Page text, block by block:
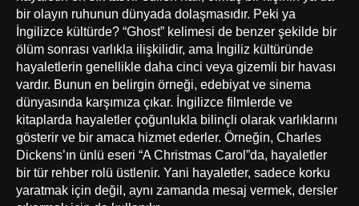
bir olayın ruhunun dünyada dolaşmasıdır. Peki ya
İngilizce kültürde? “Ghost” kelimesi de benzer şekilde bir
ölüm sonrası varlıkla ilişkilidir, ama İngiliz kültüründe
hayaletlerin genellikle daha cinci veya gizemli bir havası
vardır. Bunun en belirgin örneği, edebiyat ve sinema
dünyasında karşımıza çıkar. İngilizce filmlerde ve
kitaplarda hayaletler çoğunlukla bilinçli olarak varlıklarını
gösterir ve bir amaca hizmet ederler. Örneğin, Charles
Dickens’ın ünlü eseri “A Christmas Carol”da, hayaletler
bir tür rehber rolü üstlenir. Yani hayaletler, sadece korku
yaratmak için değil, aynı zamanda mesaj vermek, dersler